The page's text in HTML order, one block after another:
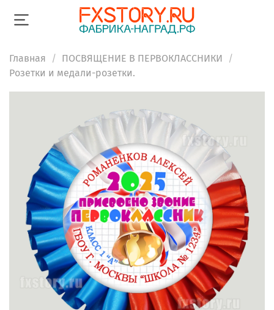
Главная
ПОСВЯЩЕНИЕ В ПЕРВОКЛАССНИКИ
Розетки и медали-розетки.